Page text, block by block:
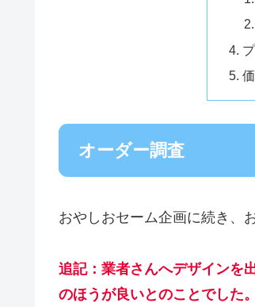
オーダー調査
おやしおセーム企画に続き、
追記：業者さんへデザインを
のほうが良いとのことでした